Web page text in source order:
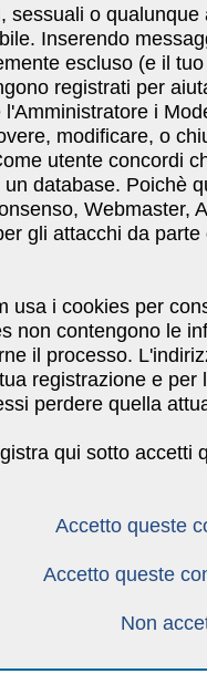
sessuali o
Inserendo
escluso (e il
registrati per
i
modificare, o
utente concordi
database. Poichè
Webmaster,
gli attacchi da
usa i cookies per
non contengono le
il processo.
registrazione e
perdere quella
qui sotto accetti
Accetto queste
Accetto queste
Non